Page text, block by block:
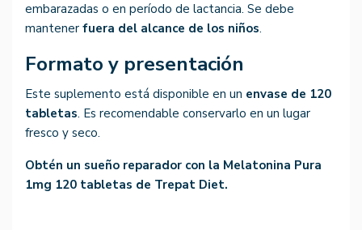
embarazadas o en período de lactancia. Se debe
mantener fuera del alcance de los niños.
Formato y presentación
Este suplemento está disponible en un envase de 120
tabletas. Es recomendable conservarlo en un lugar
fresco y seco.
Obtén un sueño reparador con la Melatonina Pura
1mg 120 tabletas de Trepat Diet.